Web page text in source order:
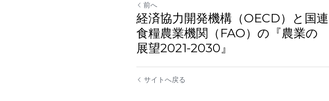
前へ
経済協力開発機構（OECD）と国連
食糧農業機関（FAO）の『農業の展
望2021-2030』
サイトへ戻る